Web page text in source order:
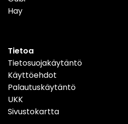
Hay
Tietoa
Tietosuojakäytäntö
Käyttöehdot
Palautuskäytäntö
UKK
Sivustokartta